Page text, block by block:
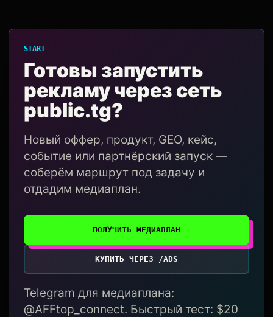
START
Готовы запустить
рекламу через сеть
public.tg?
Новый оффер, продукт, GEO, кейс,
событие или партнёрский запуск —
соберём маршрут под задачу и
отдадим медиаплан.
ПОЛУЧИТЬ МЕДИАПЛАН
КУПИТЬ ЧЕРЕЗ /ADS
Telegram для медиаплана:
@AFFtop_connect. Быстрый тест: $20